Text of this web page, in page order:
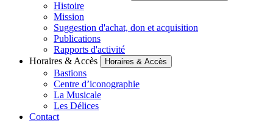
Histoire
Mission
Suggestion d'achat, don et acquisition
Publications
Rapports d'activité
Horaires & Accès
Horaires & Accès
Bastions
Centre d’iconographie
La Musicale
Les Délices
Contact